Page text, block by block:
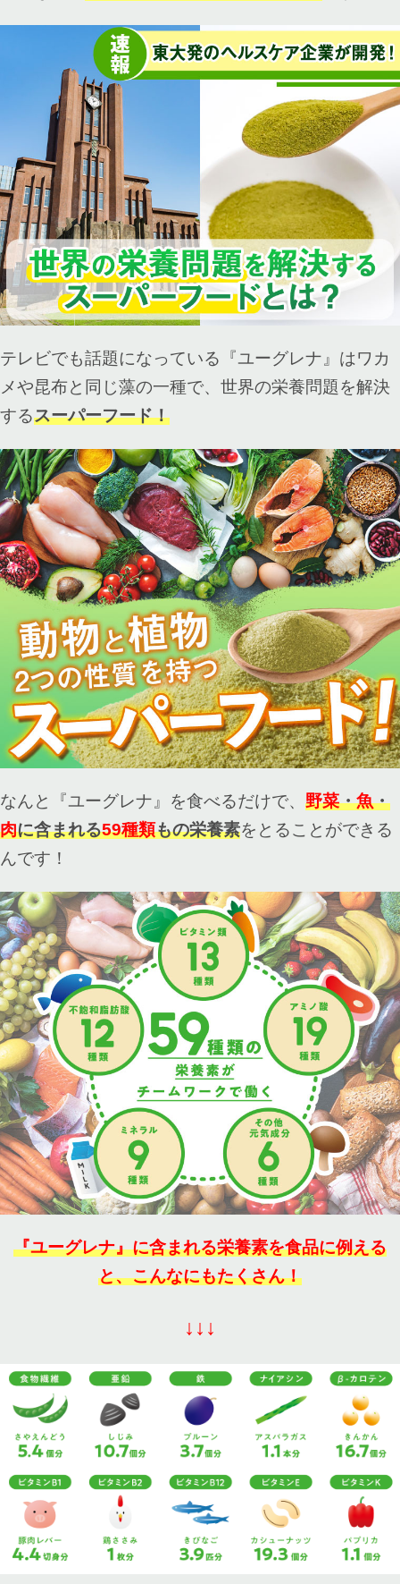
テレビでも話題になっている『ユーグレナ』はワカ
メや昆布と同じ藻の一種で、世界の栄養問題を解決
するスーパーフード！
なんと『ユーグレナ』を食べるだけで、 野菜・魚・
肉に含まれる59種類もの栄養素をとることができる
んです！
『ユーグレナ』に含まれる栄養素を食品に例える
と、こんなにもたくさん！
↓↓↓